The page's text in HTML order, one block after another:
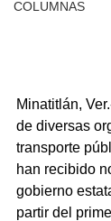
COLUMNAS
Minatitlán,
de diversas
transporte
han recibido
gobierno
partir del